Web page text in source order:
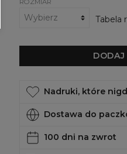
ROZMIAR
Tabela
Nadruki, które
Dostawa do
100 dni na zwrot